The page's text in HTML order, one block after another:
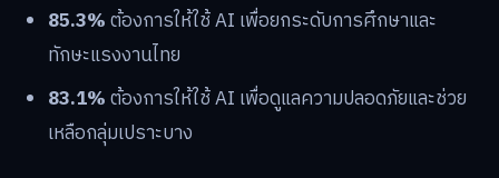
85.3%ต้องการให้ใช้ AI เพื่อยกระดับการศึกษาและ
ทักษะแรงงานไทย
83.1%ต้องการให้ใช้ AI เพื่อดูแลความปลอดภัยและช่วย
เหลือกลุ่มเปราะบาง